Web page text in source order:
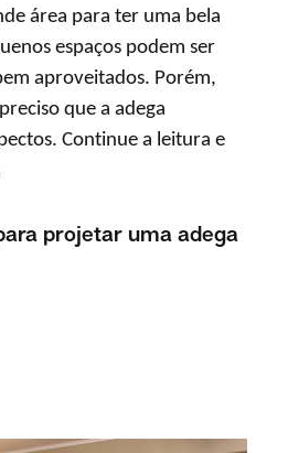
área para ter uma bela
espaços podem ser
aproveitados. Porém,
que a adega
Continue a leitura e
projetar uma adega